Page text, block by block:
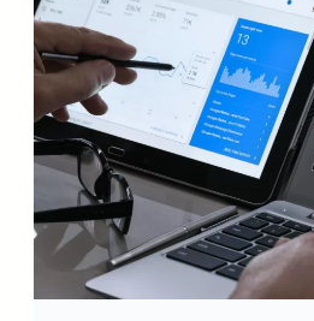
które od lat cieszą się
popularnością wśród
turystów